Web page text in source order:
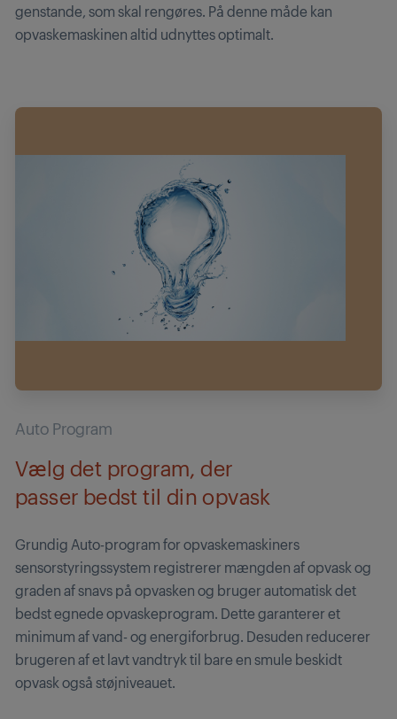
genstande, som skal rengøres. På denne måde kan
opvaskemaskinen altid udnyttes optimalt.
Auto Program
Vælg det program, der
passer bedst til din opvask
Grundig Auto-program for opvaskemaskiners
sensorstyringssystem registrerer mængden af opvask og
graden af snavs på opvasken og bruger automatisk det
bedst egnede opvaskeprogram. Dette garanterer et
minimum af vand- og energiforbrug. Desuden reducerer
brugeren af et lavt vandtryk til bare en smule beskidt
opvask også støjniveauet.